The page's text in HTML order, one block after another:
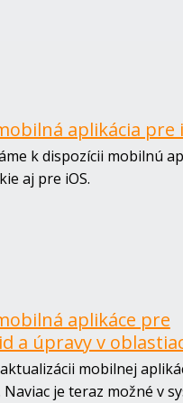
aplikácia pre
k dispozícii mobilnú
aj pre iOS.
aplikáce pre
a úpravy v
mobilnej
je teraz možné v